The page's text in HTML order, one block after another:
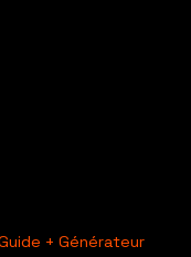
+ Générateur